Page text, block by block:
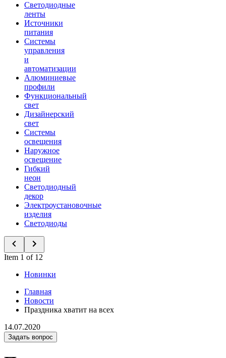
Светодиодные
ленты
Источники
питания
Системы
управления
и
автоматизации
Алюминиевые
профили
Функциональный
свет
Дизайнерский
свет
Системы
освещения
Наружное
освещение
Гибкий
неон
Светодиодный
декор
Электроустановочные
изделия
Светодиоды
Item 1 of 12
Новинки
Главная
Новости
Праздника хватит на всех
14.07.2020
Задать вопрос